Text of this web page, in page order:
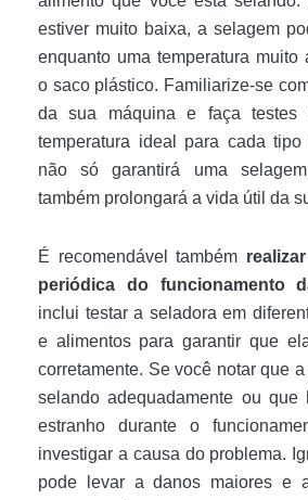
estiver muito baixa, a selagem
enquanto uma temperatura muito
o saco plástico. Familiarize-se
da sua máquina e faça testes
temperatura ideal para cada
não só garantirá uma
também prolongará a vida útil da
É recomendável também
periódica do funcionamento
inclui testar a seladora em
e alimentos para garantir que
corretamente. Se você notar que
selando adequadamente ou que
estranho durante o
investigar a causa do problema.
pode levar a danos maiores e